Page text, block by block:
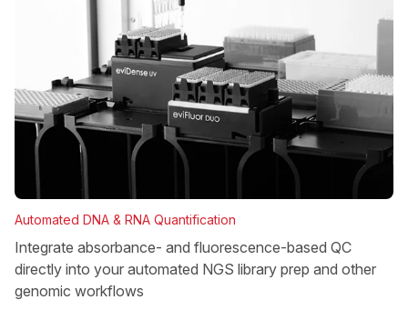
Automated DNA & RNA Quantification
Integrate absorbance- and fluorescence-based QC
directly into your automated NGS library prep and other
genomic workflows